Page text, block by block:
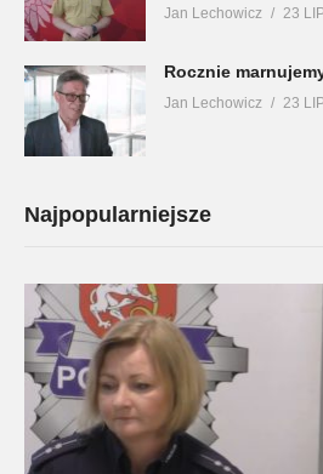
Jan Lechowicz 23
Rocznie
Jan Lechowicz 23
Najpopularniejsze